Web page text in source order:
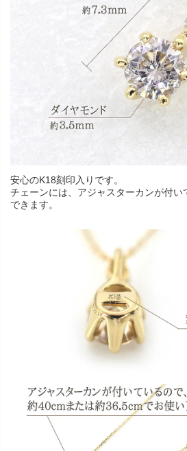
安心のK18刻印入りです。
チェーンには、アジャスターカンが付い
できます。